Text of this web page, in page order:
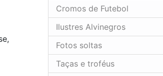
Cromos de Futebol
Ilustres Alvinegros
Fotos soltas
Taças e troféus